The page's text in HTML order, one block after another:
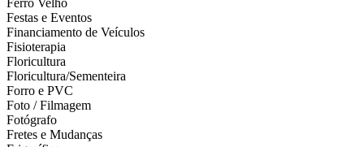
Ferro Velho
Festas e Eventos
Financiamento de Veículos
Fisioterapia
Floricultura
Floricultura/Sementeira
Forro e PVC
Foto / Filmagem
Fotógrafo
Fretes e Mudanças